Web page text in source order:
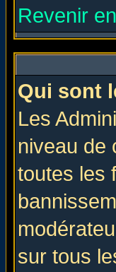
Revenir
Qui sont
Les
niveau de
toutes les
sur tous